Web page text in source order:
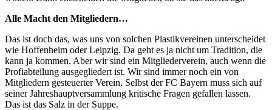
Alle Macht den Mitgliedern…
Das ist doch das, was uns von solchen Plastikvereinen unterscheidet
wie Hoffenheim oder Leipzig. Da geht es ja nicht um Tradition, die
kann ja kommen. Aber wir sind ein Mitgliederverein, auch wenn die
Profiabteilung ausgegliedert ist. Wir sind immer noch ein von
Mitgliedern gesteuerter Verein. Selbst der FC Bayern muss sich auf
seiner Jahreshauptversammlung kritische Fragen gefallen lassen.
Das ist das Salz in der Suppe.